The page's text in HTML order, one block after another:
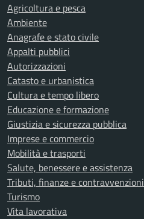
Agricoltura e pesca
Ambiente
Anagrafe e stato civile
Appalti pubblici
Autorizzazioni
Catasto e urbanistica
Cultura e tempo libero
Educazione e formazione
Giustizia e sicurezza pubblica
Imprese e commercio
Mobilità e trasporti
Salute, benessere e assistenza
Tributi, finanze e contravvenzioni
Turismo
Vita lavorativa